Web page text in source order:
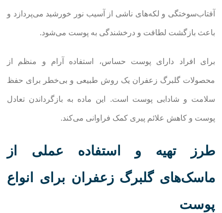
آفتاب‌سوختگی و لکه‌های ناشی از آسیب نور خورشید می‌پردازد و
باعث بازگشت لطافت و درخشندگی به پوست می‌شود.
برای افراد دارای پوست حساس، استفاده آرام و منظم از
محصولات گلبرگ زعفران یک روش طبیعی و بی‌خطر برای حفظ
سلامت و شادابی پوست است. این ماده به بازگرداندن تعادل
پوست و کاهش علائم پیری کمک فراوانی می‌کند.
طرز تهیه و استفاده عملی از
ماسک‌های گلبرگ زعفران برای انواع
پوست